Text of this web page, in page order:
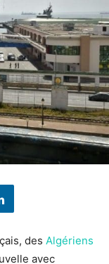
des Algériens
avec